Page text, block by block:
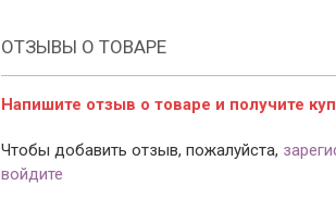
ОТЗЫВЫ О ТОВАРЕ
Напишите отзыв о товаре и получите
Чтобы добавить отзыв, пожалуйста,
войдите